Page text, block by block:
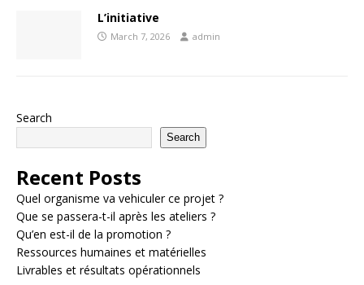
L’initiative
March 7, 2026 admin
Search
Search
Recent Posts
Quel organisme va vehiculer ce projet ?
Que se passera-t-il après les ateliers ?
Qu’en est-il de la promotion ?
Ressources humaines et matérielles
Livrables et résultats opérationnels